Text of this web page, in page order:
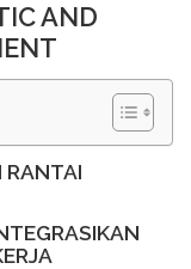
AND
RANTAI